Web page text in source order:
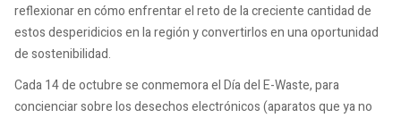
reflexionar en cómo enfrentar el reto de la creciente cantidad de
estos desperidicios en la región y convertirlos en una oportunidad
de sostenibilidad.
Cada 14 de octubre se conmemora el Día del E-Waste, para
concienciar sobre los desechos electrónicos (aparatos que ya no